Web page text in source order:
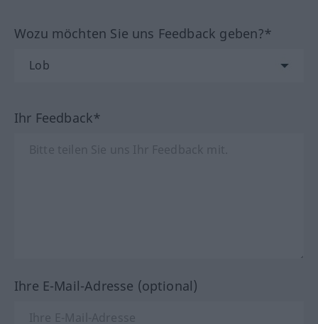
Wozu möchten Sie uns Feedback geben?*
Ihr Feedback*
Ihre E-Mail-Adresse (optional)